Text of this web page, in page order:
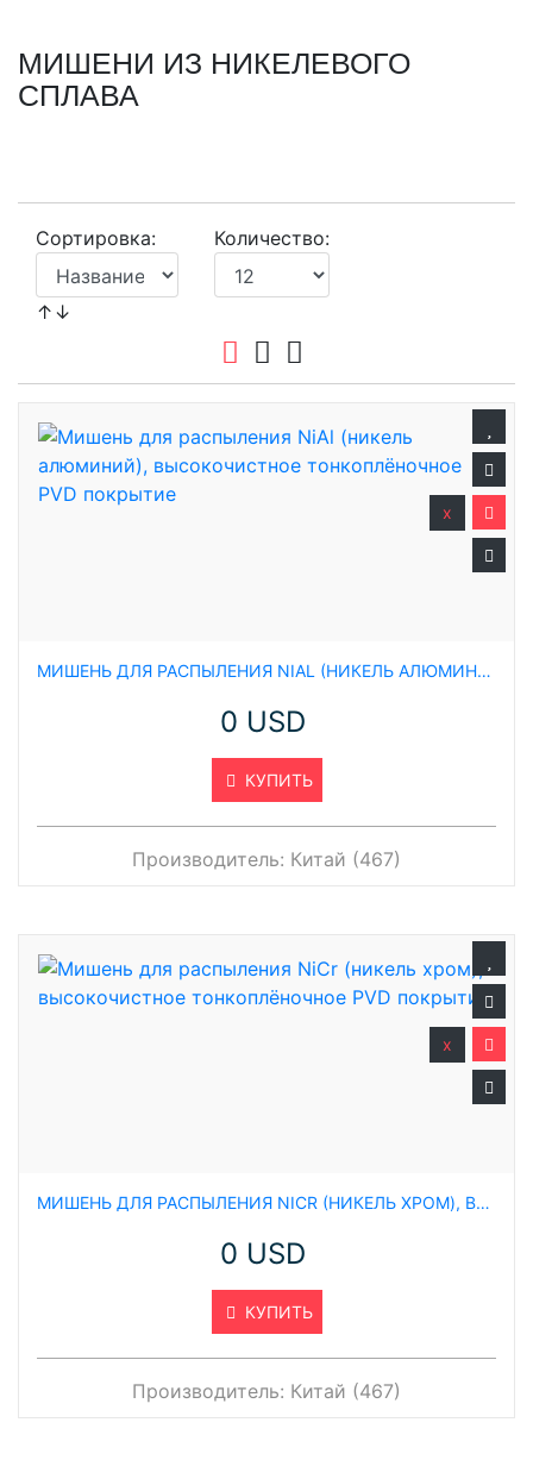
МИШЕНИ ИЗ НИКЕЛЕВОГО
СПЛАВА
Сортировка:
↑↓
Количество:
МИШЕНЬ ДЛЯ РАСПЫЛЕНИЯ NIAL (НИКЕЛЬ АЛЮМИНИЙ), ВЫСОКОЧИСТНОЕ ТОНКОПЛЁНОЧНОЕ PVD ПОКРЫТИЕ
0 USD
КУПИТЬ
x
Производитель: Китай (467)
МИШЕНЬ ДЛЯ РАСПЫЛЕНИЯ NICR (НИКЕЛЬ ХРОМ), ВЫСОКОЧИСТНОЕ ТОНКОПЛЁНОЧНОЕ PVD ПОКРЫТИЕ
0 USD
КУПИТЬ
x
Производитель: Китай (467)